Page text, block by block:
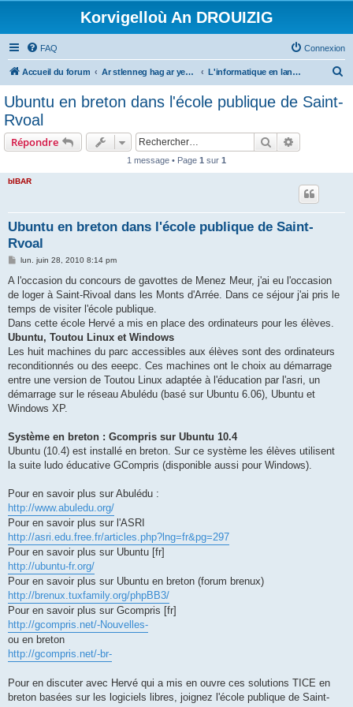
Korvigelloù An DROUIZIG
FAQ Connexion
Accueil du forum Ar stlenneg hag ar yezhoù bihan er bed a-bezh L'informatique en langues régionales et minoritaires
Ubuntu en breton dans l'école publique de Saint-
Rvoal
Répondre Rechercher
1 message • Page 1 sur 1
bIBAR
Ubuntu en breton dans l'école publique de Saint-
Rvoal
M
s
a
g
lun. juin 28, 2010 8:14 pm
A l'occasion du concours de gavottes de Menez Meur, j'ai eu l'occasion
de loger à Saint-Rivoal dans les Monts d'Arrée. Dans ce séjour j'ai pris le
temps de visiter l'école publique.
Dans cette école Hervé a mis en place des ordinateurs pour les élèves.
Ubuntu, Toutou Linux et Windows
Les huit machines du parc accessibles aux élèves sont des ordinateurs
reconditionnés ou des eeepc. Ces machines ont le choix au démarrage
entre une version de Toutou Linux adaptée à l'éducation par l'asri, un
démarrage sur le réseau Abulédu (basé sur Ubuntu 6.06), Ubuntu et
Windows XP.
Système en breton : Gcompris sur Ubuntu 10.4
Ubuntu (10.4) est installé en breton. Sur ce système les élèves utilisent
la suite ludo éducative GCompris (disponible aussi pour Windows).
Pour en savoir plus sur Abulédu :
http://www.abuledu.org/
Pour en savoir plus sur l'ASRI
http://asri.edu.free.fr/articles.php?lng=fr&pg=297
Pour en savoir plus sur Ubuntu [fr]
http://ubuntu-fr.org/
Pour en savoir plus sur Ubuntu en breton (forum brenux)
http://brenux.tuxfamily.org/phpBB3/
Pour en savoir plus sur Gcompris [fr]
http://gcompris.net/-Nouvelles-
ou en breton
http://gcompris.net/-br-
Pour en discuter avec Hervé qui a mis en ouvre ces solutions TICE en
breton basées sur les logiciels libres, joignez l'école publique de Saint-